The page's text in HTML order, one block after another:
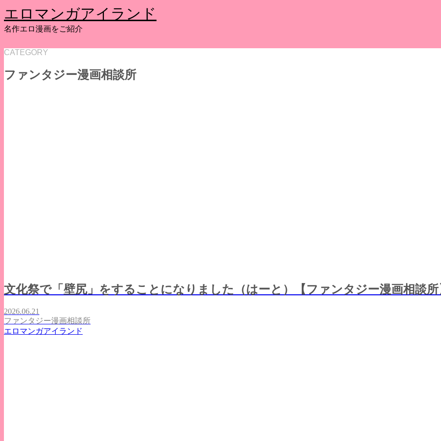
エロマンガアイランド
名作エロ漫画をご紹介
CATEGORY
ファンタジー漫画相談所
文化祭で「壁尻」をすることになりました（はーと）【ファンタジー漫画相談所
2026.06.21
ファンタジー漫画相談所
エロマンガアイランド